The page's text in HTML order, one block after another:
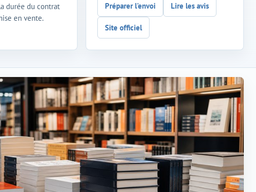
durée du contrat
en vente.
Préparer l'envoi Lire les avis
Site officiel